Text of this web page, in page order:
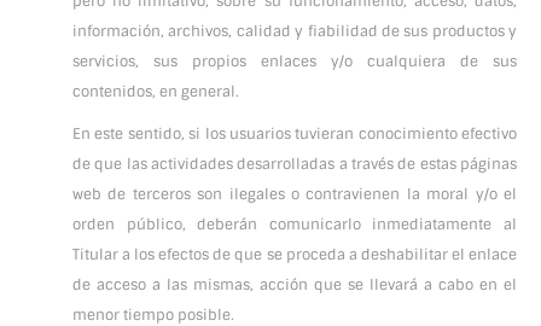
información, archivos, calidad y fiabilidad de sus productos y
servicios, sus propios enlaces y/o cualquiera de sus
contenidos, en general.
En este sentido, si los usuarios tuvieran conocimiento efectivo
de que las actividades desarrolladas a través de estas páginas
web de terceros son ilegales o contravienen la moral y/o el
orden público, deberán comunicarlo inmediatamente al
Titular a los efectos de que se proceda a deshabilitar el enlace
de acceso a las mismas, acción que se llevará a cabo en el
menor tiempo posible.